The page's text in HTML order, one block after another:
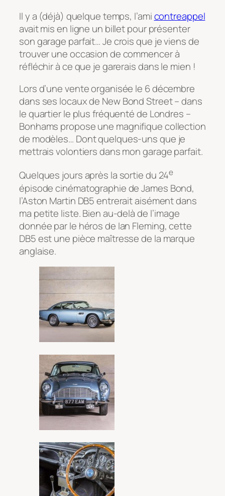
Il y a (déjà) quelque temps, l’amicontreappel
avait mis en ligne un billet pour présenter
son garage parfait… Je crois que je viens de
trouver une occasion de commencer à
réfléchir à ce que je garerais dans le mien !
Lors d’une vente organisée le 6 décembre
dans ses locaux de New Bond Street – dans
le quartier le plus fréquenté de Londres –
Bonhams propose une magnifique collection
de modèles… Dont quelques-uns que je
mettrais volontiers dans mon garage parfait.
Quelques jours après la sortie du 24e
épisode cinématographie de James Bond,
l’Aston Martin DB5 entrerait aisément dans
ma petite liste. Bien au-delà de l’image
donnée par le héros de Ian Fleming, cette
DB5 est une pièce maîtresse de la marque
anglaise.